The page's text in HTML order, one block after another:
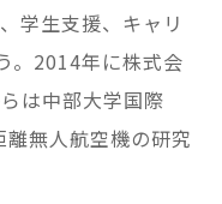
学生支援、キャリ
。2014年に株式会
は中部大学国際
無人航空機の研究